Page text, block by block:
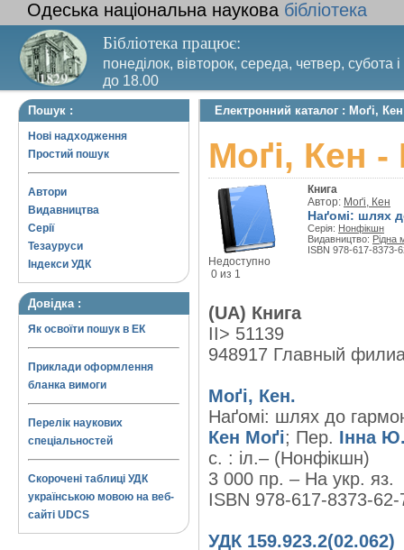
Одеська національна наукова бібліотека
Бібліотека працює:
понеділок, вівторок, середа, четвер, субота
до 18.00
Вихідний день – п’ятниця. Останній четвер
Пошук :
Нові надходження
Простий пошук
Автори
Видавництва
Серії
Тезауруси
Індекси УДК
Довідка :
Як освоїти пошук в ЕК
Приклади оформлення
бланка вимоги
Перелік наукових
спеціальностей
Скорочені таблиці УДК
українською мовою на веб-
сайті UDCS
Електронний каталог : Моґі,
Моґі, Кен -
Недоступно
0 из 1
Книга
Автор: Моґі, Кен
Наґомі: шлях
Серія: Нонфікшн
Видавництво: Рідна
ISBN 978-617-8373-
(UA) Книга
II> 51139
948917 Главный
Моґі, Кен.
Наґомі: шлях до
Кен Моґі; Пер. Інна
с. : іл.– (Нонфікшн)
3 000 пр. – На укр. яз.
ISBN 978-617-8373-62-
УДК 159.923.2(02.062)